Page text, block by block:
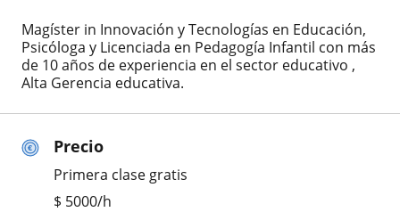
Precio
Primera clase gratis
$ 5000/h
Magíster in Innovación y Tecnologías en Educación,
Psicóloga y Licenciada en Pedagogía Infantil con más
de 10 años de experiencia en el sector educativo ,
Alta Gerencia educativa.